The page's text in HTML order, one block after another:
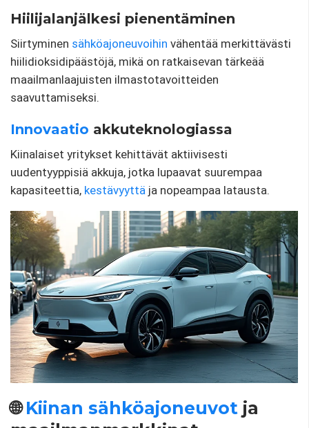
Hiilijalanjälkesi pienentäminen
Siirtyminen sähköajoneuvoihin vähentää merkittävästi
hiilidioksidipäästöjä, mikä on ratkaisevan tärkeää
maailmanlaajuisten ilmastotavoitteiden
saavuttamiseksi.
Innovaatio akkuteknologiassa
Kiinalaiset yritykset kehittävät aktiivisesti
uudentyyppisiä akkuja, jotka lupaavat suurempaa
kapasiteettia, kestävyyttä ja nopeampaa latausta.
🌐Kiinan sähköajoneuvot ja